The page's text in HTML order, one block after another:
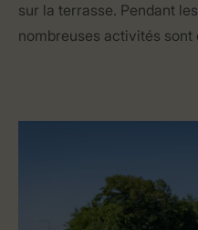
sur la terrasse. Pendant
nombreuses activités sont